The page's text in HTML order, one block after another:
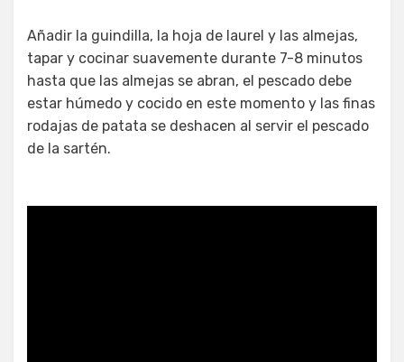
Añadir la guindilla, la hoja de laurel y las almejas,
tapar y cocinar suavemente durante 7-8 minutos
hasta que las almejas se abran, el pescado debe
estar húmedo y cocido en este momento y las finas
rodajas de patata se deshacen al servir el pescado
de la sartén.